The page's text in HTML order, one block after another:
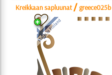
Kreikkaan sapluunat /greece025b